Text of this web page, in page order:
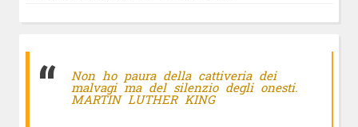
Non ho paura della cattiveria dei
malvagi ma del silenzio degli onesti.
MARTIN LUTHER KING